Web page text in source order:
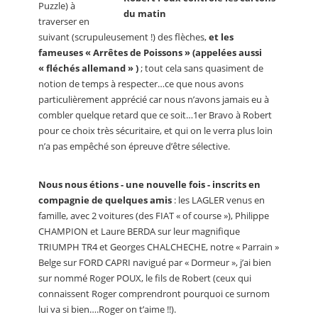
du matin
Puzzle) à
traverser en
suivant (scrupuleusement !) des flèches,et les
fameuses « Arrêtes de Poissons » (appelées aussi
« fléchés allemand » ); tout cela sans quasiment de
notion de temps à respecter…ce que nous avons
particulièrement apprécié car nous n’avons jamais eu à
combler quelque retard que ce soit…1er Bravo à Robert
pour ce choix très sécuritaire, et qui on le verra plus loin
n’a pas empêché son épreuve d’être sélective.
Nous nous étions - une nouvelle fois - inscrits en
compagnie de quelques amis : les LAGLER venus en
famille, avec 2 voitures (des FIAT « of course »), Philippe
CHAMPION et Laure BERDA sur leur magnifique
TRIUMPH TR4 et Georges CHALCHECHE, notre « Parrain »
Belge sur FORD CAPRI navigué par « Dormeur », j’ai bien
sur nommé Roger POUX, le fils de Robert (ceux qui
connaissent Roger comprendront pourquoi ce surnom
lui va si bien….Roger on t’aime !!).